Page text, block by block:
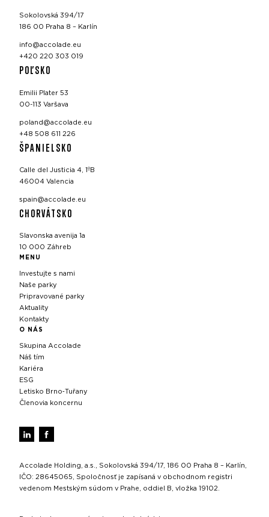
Sokolovská 394/17
186 00 Praha 8 – Karlín
info@accolade.eu
+420 220 303 019
POĽSKO
Emilii Plater 53
00-113 Varšava
poland@accolade.eu
+48 508 611 226
ŠPANIELSKO
Calle del Justicia 4, 1ºB
46004 Valencia
spain@accolade.eu
CHORVÁTSKO
Slavonska avenija 1a
10 000 Záhreb
MENU
Investujte s nami
Naše parky
Pripravované parky
Aktuality
Kontakty
O NÁS
Skupina Accolade
Náš tím
Kariéra
ESG
Letisko Brno‑Tuřany
Členovia koncernu
Accolade Holding, a.s., Sokolovská 394/17, 186 00 Praha 8 – Karlín,
IČO: 28645065, Spoločnosť je zapísaná v obchodnom registri
vedenom Mestským súdom v Prahe, oddiel B, vložka 19102.